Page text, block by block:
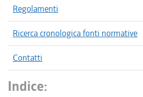
Regolamenti
Ricerca cronologica fonti normative
Contatti
Indice: